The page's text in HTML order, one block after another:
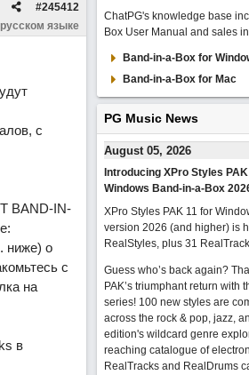
#245412
языке
с
IN-
ниже) о
с
на
в
ChatPG's knowledge base
Box User Manual and sales
Band-in-a-Box for
Band-in-a-Box for Mac
PG Music News
August 05, 2026
Introducing XPro Styles
Windows Band-in-a-Box
XPro Styles PAK 11 for
version 2026 (and higher) is
RealStyles, plus 31
Guess who’s back again?
PAK’s triumphant return with
series! 100 new styles are
across the rock & pop, jazz,
edition's wildcard genre
reaching catalogue of
RealTracks and RealDrums